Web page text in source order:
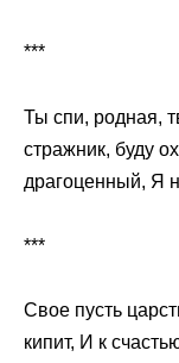
***
Ты спи, родная,
стражник, буду
драгоценный, Я
***
Свое пусть
кипит, И к